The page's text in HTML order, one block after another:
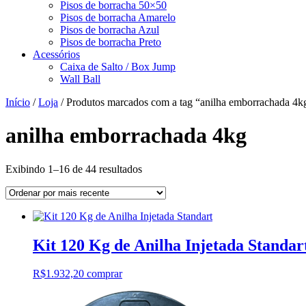
Pisos de borracha 50×50
Pisos de borracha Amarelo
Pisos de borracha Azul
Pisos de borracha Preto
Acessórios
Caixa de Salto / Box Jump
Wall Ball
Início /Loja / Produtos marcados com a tag “anilha emborrachada
anilha emborrachada 4kg
Exibindo 1–16 de 44 resultadosClassificado
mais
Kit 120 Kg de Anilha Injetada
R$1.932,20 comprar